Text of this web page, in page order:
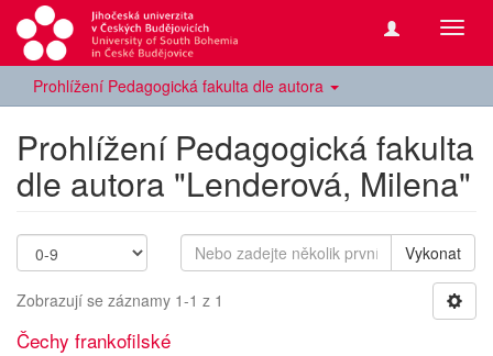
Prohlížení Pedagogická fakulta dle autora
Prohlížení Pedagogická fakulta
dle autora "Lenderová, Milena"
Vykonat
Zobrazují se záznamy 1-1 z 1
Čechy frankofilské